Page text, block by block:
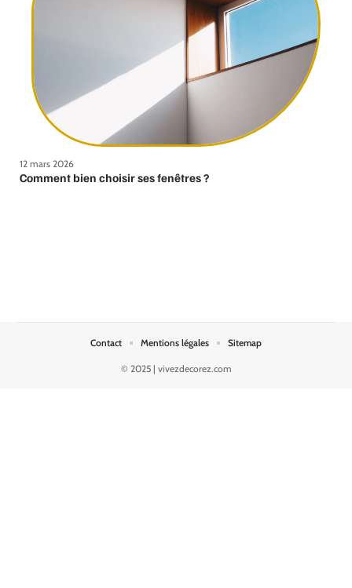
12 mars 2026
Comment bien choisir ses fenêtres ?
© 2025 | vivezdecorez.com
Contact Mentions légales Sitemap